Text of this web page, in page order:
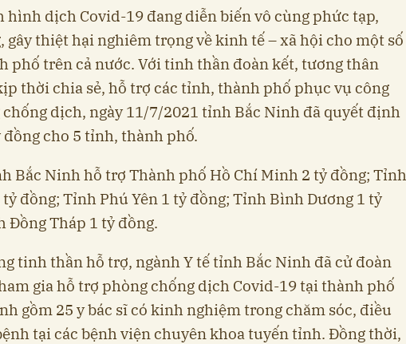
hình dịch Covid-19 đang diễn biến vô cùng phức tạp,
gây thiệt hại nghiêm trọng về kinh tế – xã hội cho một số
phố trên cả nước. Với tinh thần đoàn kết, tương thân
thời chia sẻ, hỗ trợ các tỉnh, thành phố phục vụ công
dịch, ngày 11/7/2021 tỉnh Bắc Ninh đã quyết định
cho 5 tỉnh, thành phố.
Bắc Ninh hỗ trợ Thành phố Hồ Chí Minh 2 tỷ đồng; Tỉnh
tỷ đồng; Tỉnh Phú Yên 1 tỷ đồng; Tỉnh Bình Dương 1 tỷ
Đồng Tháp 1 tỷ đồng.
tinh thần hỗ trợ, ngành Y tế tỉnh Bắc Ninh đã cử đoàn
gia hỗ trợ phòng chống dịch Covid-19 tại thành phố
gồm 25 y bác sĩ có kinh nghiệm trong chăm sóc, điều
tại các bệnh viện chuyên khoa tuyến tỉnh. Đồng thời,